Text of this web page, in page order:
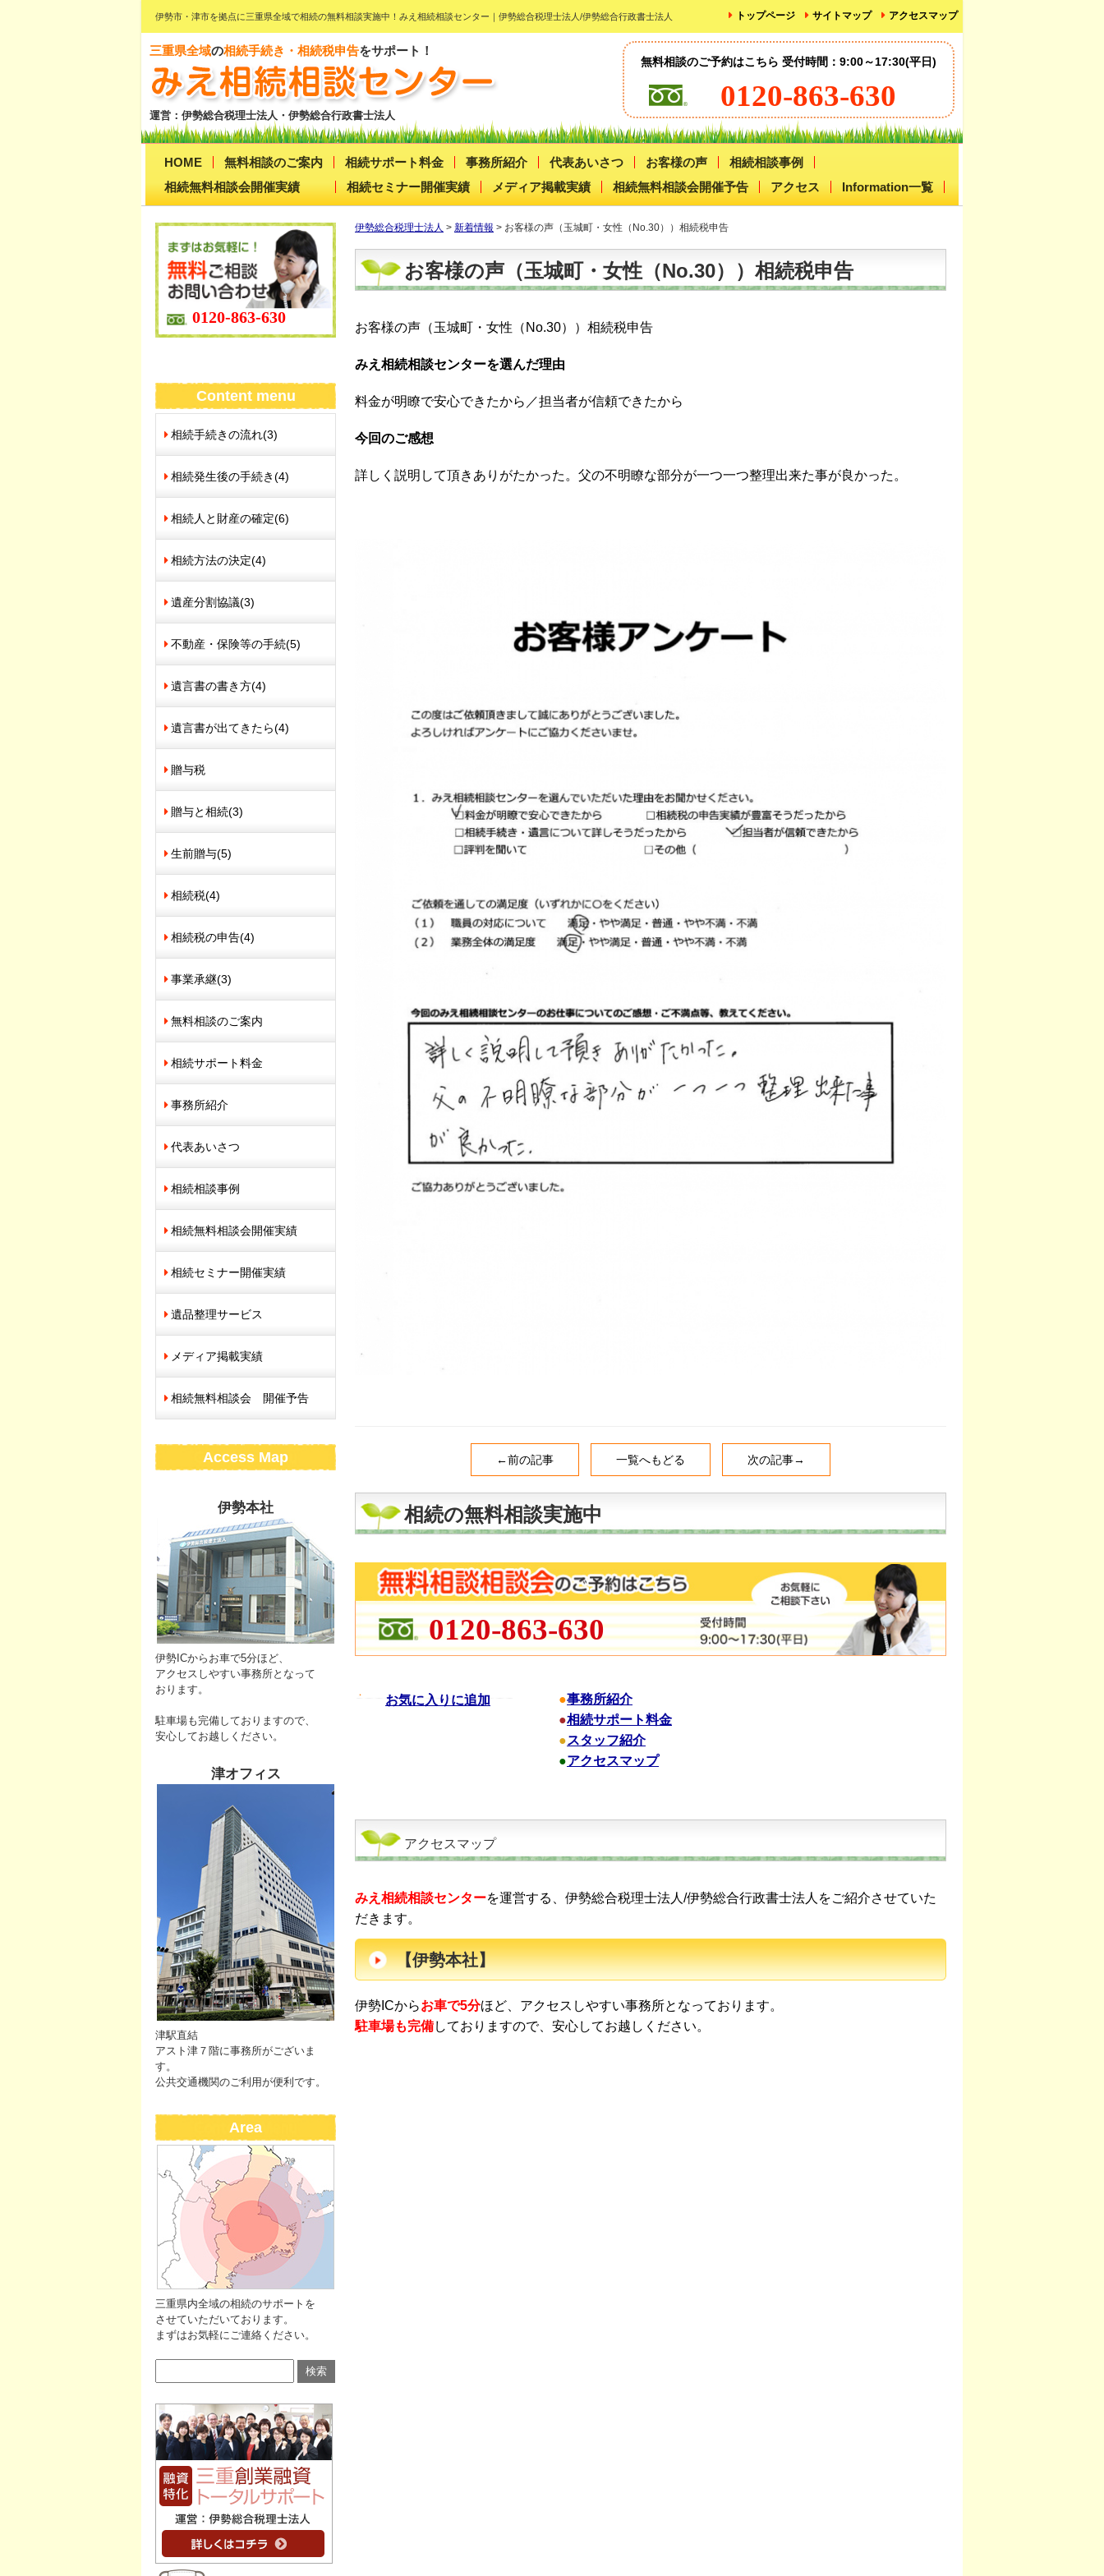
伊勢市・津市を拠点に三重県全域で相続の無料相談実施中！みえ相続相談センター｜伊勢総合税理士法人/伊勢総合行政書士法人 トップページ サイトマップ アクセスマップ
三重県全域の相続手続き・相続税申告をサポート！
運営：伊勢総合税理士法人・伊勢総合行政書士法人
無料相談のご予約はこちら 受付時間：9:00～17:30(平日)
0120-863-630
HOME 無料相談のご案内 相続サポート料金 事務所紹介 代表あいさつ お客様の声
相続相談事例
相続無料相談会開催実績
相続セミナー開催実績 メディア掲載実績 相続無料相談会開催予告 アクセス Information一覧
伊勢総合税理士法人 > 新着情報 > お客様の声（玉城町・女性（No.30））相続税申告
お客様の声（玉城町・女性（No.30））相続税申告
お客様の声（玉城町・女性（No.30））相続税申告
みえ相続相談センターを選んだ理由
料金が明瞭で安心できたから／担当者が信頼できたから
今回のご感想
詳しく説明して頂きありがたかった。父の不明瞭な部分が一つ一つ整理出来た事が良かった。
←前の記事 一覧へもどる 次の記事→
相続の無料相談実施中
0120-863-630
お気に入りに追加 ●事務所紹介
●相続サポート料金
●スタッフ紹介
●アクセスマップ
アクセスマップ
みえ相続相談センターを運営する、伊勢総合税理士法人/伊勢総合行政書士法人をご紹介させていた
だきます。
【伊勢本社】
伊勢ICからお車で5分ほど、アクセスしやすい事務所となっております。
駐車場も完備しておりますので、安心してお越しください。
0120-863-630
Content menu
相続手続きの流れ(3)
相続発生後の手続き(4)
相続人と財産の確定(6)
相続方法の決定(4)
遺産分割協議(3)
不動産・保険等の手続(5)
遺言書の書き方(4)
遺言書が出てきたら(4)
贈与税
贈与と相続(3)
生前贈与(5)
相続税(4)
相続税の申告(4)
事業承継(3)
無料相談のご案内
相続サポート料金
事務所紹介
代表あいさつ
相続相談事例
相続無料相談会開催実績
相続セミナー開催実績
遺品整理サービス
メディア掲載実績
相続無料相談会 開催予告
Access Map
伊勢本社
伊勢ICからお車で5分ほど、
アクセスしやすい事務所となって
おります。
駐車場も完備しておりますので、
安心してお越しください。
津オフィス
津駅直結
アスト津７階に事務所がございま
す。
公共交通機関のご利用が便利です。
Area
三重県内全域の相続のサポート を
させていただいております。
まずはお気軽にご連絡ください。